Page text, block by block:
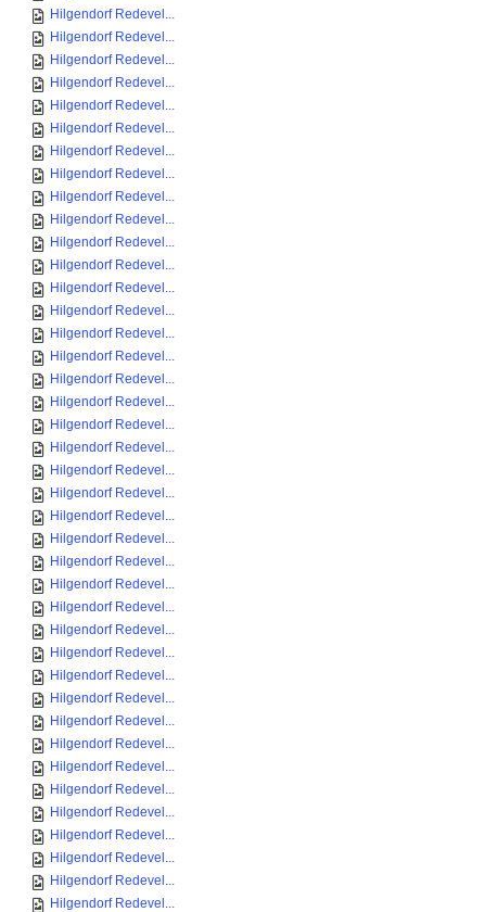
Hilgendorf Redevel...
Hilgendorf Redevel...
Hilgendorf Redevel...
Hilgendorf Redevel...
Hilgendorf Redevel...
Hilgendorf Redevel...
Hilgendorf Redevel...
Hilgendorf Redevel...
Hilgendorf Redevel...
Hilgendorf Redevel...
Hilgendorf Redevel...
Hilgendorf Redevel...
Hilgendorf Redevel...
Hilgendorf Redevel...
Hilgendorf Redevel...
Hilgendorf Redevel...
Hilgendorf Redevel...
Hilgendorf Redevel...
Hilgendorf Redevel...
Hilgendorf Redevel...
Hilgendorf Redevel...
Hilgendorf Redevel...
Hilgendorf Redevel...
Hilgendorf Redevel...
Hilgendorf Redevel...
Hilgendorf Redevel...
Hilgendorf Redevel...
Hilgendorf Redevel...
Hilgendorf Redevel...
Hilgendorf Redevel...
Hilgendorf Redevel...
Hilgendorf Redevel...
Hilgendorf Redevel...
Hilgendorf Redevel...
Hilgendorf Redevel...
Hilgendorf Redevel...
Hilgendorf Redevel...
Hilgendorf Redevel...
Hilgendorf Redevel...
Hilgendorf Redevel...